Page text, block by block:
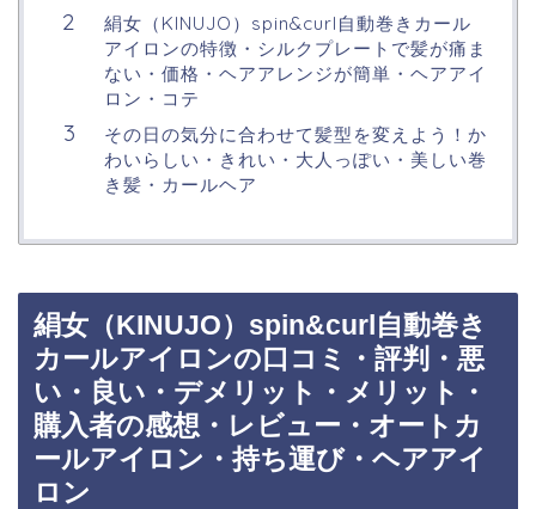
絹女（KINUJO）spin&curl自動巻きカール
アイロンの特徴・シルクプレートで髪が痛ま
ない・価格・ヘアアレンジが簡単・ヘアアイ
ロン・コテ
その日の気分に合わせて髪型を変えよう！か
わいらしい・きれい・大人っぽい・美しい巻
き髪・カールヘア
絹女（KINUJO）spin&curl自動巻き
カールアイロンの口コミ・評判・悪
い・良い・デメリット・メリット・
購入者の感想・レビュー・オートカ
ールアイロン・持ち運び・ヘアアイ
ロン